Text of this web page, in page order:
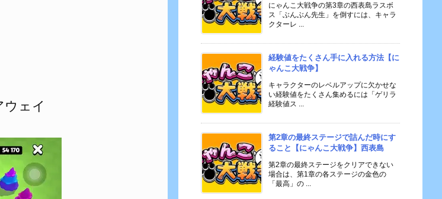
ェイ
にゃんこ大戦争の第3章の西表島ラスボ
ス「ぶんぶん先生」を倒すには、キャラ
クターレ ...
経験値をたくさん手に入れる方法【に
ゃんこ大戦争】
キャラクターのレベルアップに欠かせな
い経験値をたくさん集めるには「ゲリラ
経験値ス ...
第2章の最終ステージで詰んだ時にす
ること【にゃんこ大戦争】西表島
第2章の最終ステージをクリアできない
場合は、第1章の各ステージの金色の
「最高」の ...